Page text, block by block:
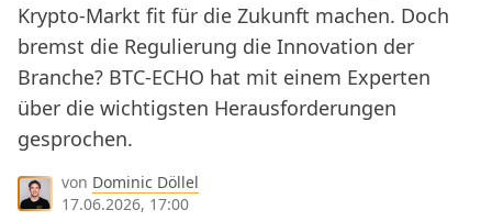
Krypto-Markt fit für die Zukunft machen. Doch
bremst die Regulierung die Innovation der
Branche? BTC-ECHO hat mit einem Experten
über die wichtigsten Herausforderungen
gesprochen.
von Dominic Döllel
17.06.2026, 17:00